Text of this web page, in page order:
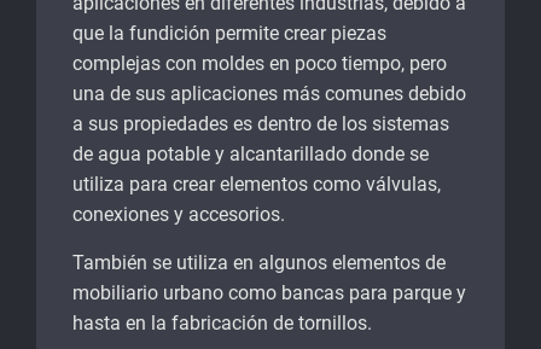
que la fundición permite crear piezas
complejas con moldes en poco tiempo, pero
una de sus aplicaciones más comunes debido
a sus propiedades es dentro de los sistemas
de agua potable y alcantarillado donde se
utiliza para crear elementos como válvulas,
conexiones y accesorios.
También se utiliza en algunos elementos de
mobiliario urbano como bancas para parque y
hasta en la fabricación de tornillos.